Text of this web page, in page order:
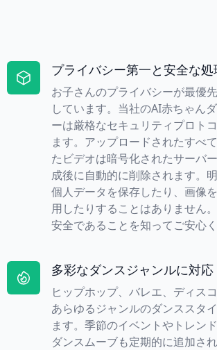
プライバシー第一と安全な処
お子さんのプライバシーが最優
しています。当社のAI赤ちゃん
ーは厳格なセキュリティプロト
ます。アップロードされたすべ
たビデオは暗号化されたサーバ
成後に自動的に削除されます。
個人データを保存したり、画像
用したりすることはありません
安全であることを知ってご安心く
多彩なダンスジャンルに対応
ヒップホップ、バレエ、ディス
あらゆるジャンルのダンススタ
ます。季節のイベントやトレン
ダンスムーブも定期的に追加さ